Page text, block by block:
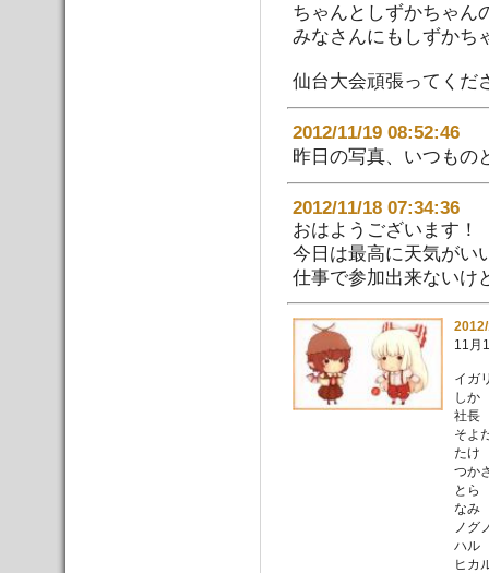
ちゃんとしずかちゃん
みなさんにもしずかち
仙台大会頑張ってくだ
2012/11/19
昨日の写真、いつもの
2012/11/18
おはようございます！
今日は最高に天気がい
仕事で参加出来ないけ
11月
イガ
しか
社長
そよ
たけ
つか
とら
なみ
ノグ
ハル
ヒカ